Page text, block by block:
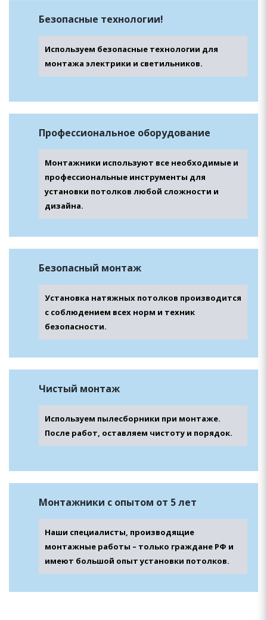
Безопасные технологии!
Используем безопасные технологии для
монтажа электрики и светильников.
Профессиональное оборудование
Монтажники используют все необходимые и
профессиональные инструменты для
установки потолков любой сложности и
дизайна.
Безопасный монтаж
Установка натяжных потолков производится
с соблюдением всех норм и техник
безопасности.
Чистый монтаж
Используем пылесборники при монтаже.
После работ, оставляем чистоту и порядок.
Монтажники с опытом от 5 лет
Наши специалисты, производящие
монтажные работы – только граждане РФ и
имеют большой опыт установки потолков.